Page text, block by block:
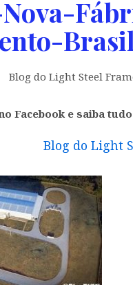
Blog do Light Steel
Facebook e saiba
Blog do Light